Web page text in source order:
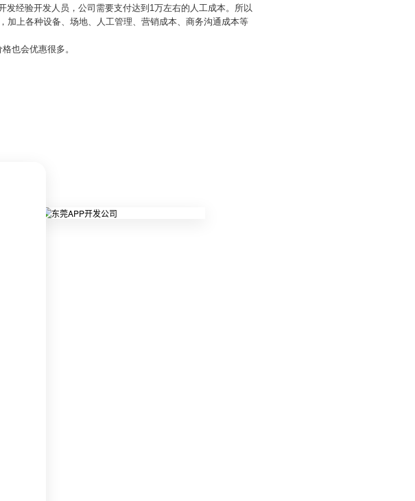
经验开发人员，公司需要支付达到1万左右的人工成本。所以
加上各种设备、场地、人工管理、营销成本、商务沟通成本等
也会优惠很多。